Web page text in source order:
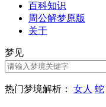
百科知识
周公解梦原版
关于
梦见
热门梦境解析： 女人 蛇